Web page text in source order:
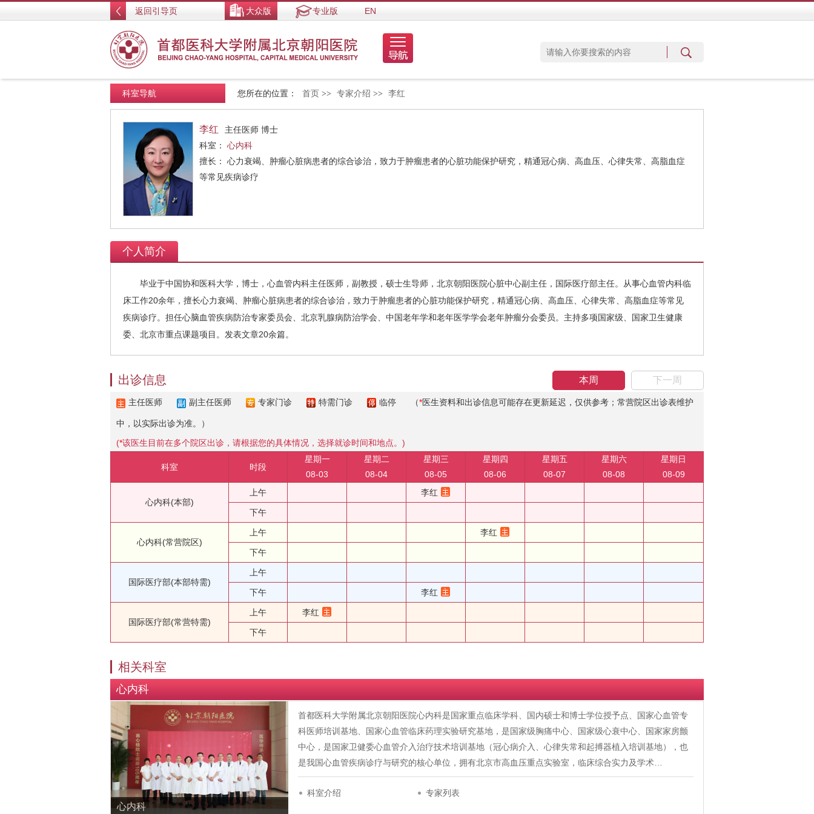
返回引导页 大众版 专业版 EN
您所在的位置： 首页 >> 专家介绍 >> 李红
科室导航
李红
主任医师 博士
科室： 心内科
擅长： 心力衰竭、肿瘤心脏病患者的综合诊治，致力于肿瘤患者的心脏功能保护研究，精通冠心病、高血压、心律失常、高脂血症
等常见疾病诊疗
个人简介
毕业于中国协和医科大学，博士，心血管内科主任医师，副教授，硕士生导师，北京朝阳医院心脏中心副主任，国际医疗部主任。从事心血管内科临
床工作20余年，擅长心力衰竭、肿瘤心脏病患者的综合诊治，致力于肿瘤患者的心脏功能保护研究，精通冠心病、高血压、心律失常、高脂血症等常见
疾病诊疗。担任心脑血管疾病防治专家委员会、北京乳腺病防治学会、中国老年学和老年医学学会老年肿瘤分会委员。主持多项国家级、国家卫生健康
委、北京市重点课题项目。发表文章20余篇。
本周 下一周
出诊信息
主任医师 副主任医师 专家门诊 特需门诊 临停 （*医生资料和出诊信息可能存在更新延迟，仅供参考；常营院区出诊表维护
中，以实际出诊为准。）
(*该医生目前在多个院区出诊，请根据您的具体情况，选择就诊时间和地点。)
科室 时段
星期一
08-03
星期二
08-04
星期三
08-05
星期四
08-06
星期五
08-07
星期六
08-08
星期日
08-09
心内科(本部)
上午 李红
下午
心内科(常营院区)
上午 李红
下午
国际医疗部(本部特需)
上午
下午 李红
国际医疗部(常营特需)
上午 李红
下午
相关科室
心内科
心内科
首都医科大学附属北京朝阳医院心内科是国家重点临床学科、国内硕士和博士学位授予点、国家心血管专
科医师培训基地、国家心血管临床药理实验研究基地，是国家级胸痛中心、国家级心衰中心、国家家房颤
中心，是国家卫健委心血管介入治疗技术培训基地（冠心病介入、心律失常和起搏器植入培训基地），也
是我国心血管疾病诊疗与研究的核心单位，拥有北京市高血压重点实验室，临床综合实力及学术…
科室介绍 专家列表